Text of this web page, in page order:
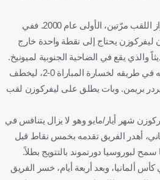
كان قاب قوسين أو أدنى من إحراز اللقب مرّتين، الأولى عام 2000. ففي
ليفركوزن يحتاج إلى نقطة واحدة خارج
والذي يقع في الضاحية الجنوبية لميونيخ.
سجل بالاك خطأ في مرمى فريقه في طريقه لخسارة المباراة 0-2، ليخطف
بريمن. وبات يطلق على ليفركوزن لقب
عام 2002. بدأ ليفركوزن شهر أيار/مايو وهو لا يزال يتنافس في
أهدر الفريق تقدمه بخمس نقاط قبل
لبوروسيا دورتموند بالتتويج بطلاً.
ألمانيا، وبعد أربعة أيام، خسر الفريق